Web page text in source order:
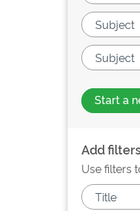
Start a
Add
Use filters